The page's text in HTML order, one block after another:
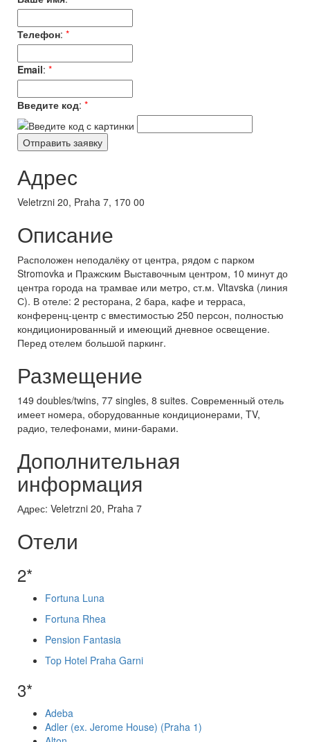
Телефон: *
Email: *
Введите код: *
Адрес
Veletrzni 20, Praha 7, 170 00
Описание
Расположен неподалёку от центра, рядом с парком
Stromovka и Пражским Выставочным центром, 10 минут до
центра города на трамвае или метро, ст.м. Vltavska (линия
С). В отеле: 2 ресторана, 2 бара, кафе и терраса,
конференц-центр с вместимостью 250 персон, полностью
кондиционированный и имеющий дневное освещение.
Перед отелем большой паркинг.
Размещение
149 doubles/twins, 77 singles, 8 suites. Современный отель
имеет номера, оборудованные кондиционерами, TV,
радио, телефонами, мини-барами.
Дополнительная
информация
Адрес: Veletrzni 20, Praha 7
Отели
2*
Fortuna Luna
Fortuna Rhea
Pension Fantasia
Top Hotel Praha Garni
3*
Adeba
Adler (ex. Jerome House) (Praha 1)